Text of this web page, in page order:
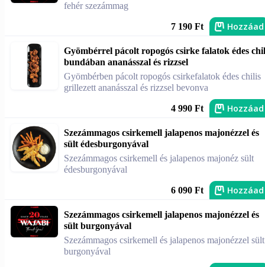
fehér szezámmag
7 190 Ft Hozzáad
Gyömbérrel pácolt ropogós csirke falatok édes
bundában ananásszal és rizzsel
Gyömbérben pácolt ropogós csirkefalatok édes chilis
grillezett ananásszal és rizzsel bevonva
4 990 Ft Hozzáad
Szezámmagos csirkemell jalapenos majonézzel és
sült édesburgonyával
Szezámmagos csirkemell és jalapenos majonéz sült
édesburgonyával
6 090 Ft Hozzáad
Szezámmagos csirkemell jalapenos majonézzel és
sült burgonyával
Szezámmagos csirkemell és jalapenos majonézzel sült
burgonyával